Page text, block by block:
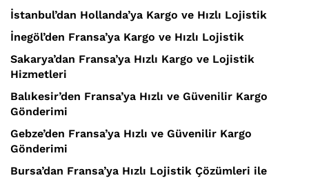
İstanbul’dan Hollanda’ya Kargo ve Hızlı Lojistik
İnegöl’den Fransa’ya Kargo ve Hızlı Lojistik
Sakarya’dan Fransa’ya Hızlı Kargo ve Lojistik
Hizmetleri
Balıkesir’den Fransa’ya Hızlı ve Güvenilir Kargo
Gönderimi
Gebze’den Fransa’ya Hızlı ve Güvenilir Kargo
Gönderimi
Bursa’dan Fransa’ya Hızlı Lojistik Çözümleri ile